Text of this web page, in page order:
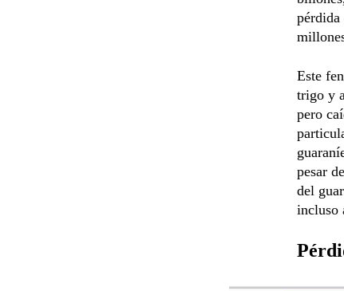
pérdida
Este
trigo y
pero
pesar
del
incluso